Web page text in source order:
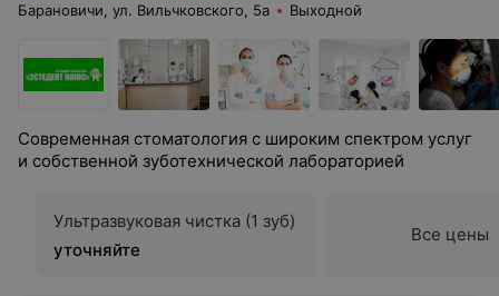
Барановичи, ул. Вильчковского, 5а Выходной
Современная стоматология с широким спектром услуг
и собственной зуботехнической лабораторией
Ультразвуковая чистка (1 зуб)
уточняйте
Все цены